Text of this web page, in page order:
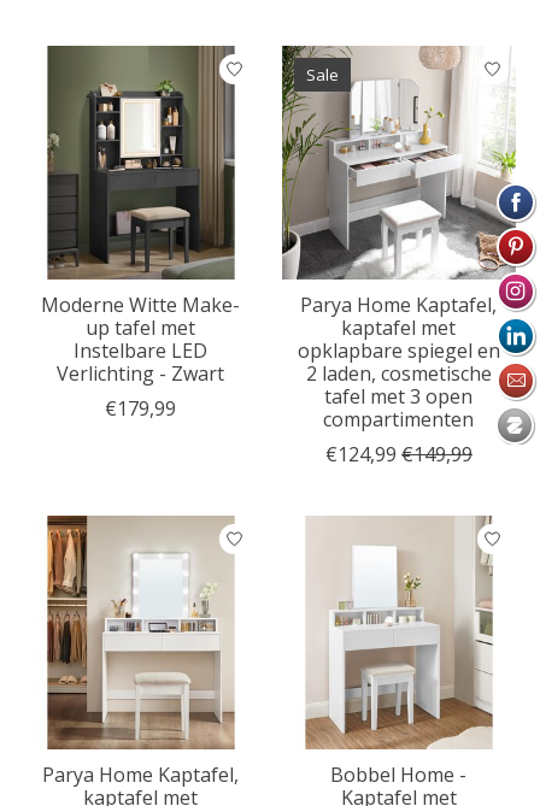
Moderne Witte Make-
up tafel met
Instelbare LED
Verlichting - Zwart
€179,99
Sale
Parya Home Kaptafel,
kaptafel met
opklapbare spiegel en
2 laden, cosmetische
tafel met 3 open
compartimenten
€124,99 €149,99
Parya Home Kaptafel,
kaptafel met
Bobbel Home -
Kaptafel met